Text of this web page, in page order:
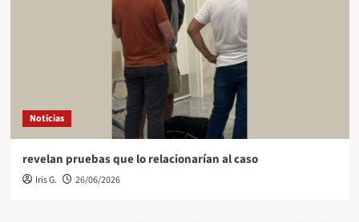
Noticias
revelan pruebas que lo relacionarían al caso
Iris G. 26/06/2026